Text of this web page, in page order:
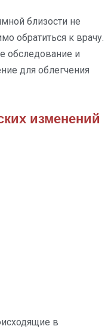
близости не
обратиться к врачу.
обследование и
для облегчения
изменений
в